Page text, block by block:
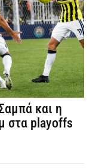
και η
στα playoffs